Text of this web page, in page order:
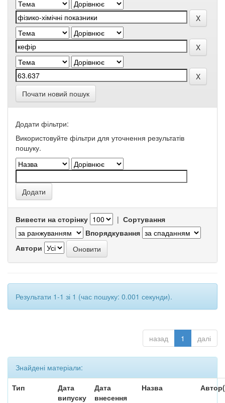
Почати новий пошук
Додати фільтри:
Використовуйте фільтри для уточнення результатів
пошуку.
Вивести на сторінку | Сортування
Впорядкування
Автори
Результати 1-1 зі 1 (час пошуку: 0.001 секунди).
назад 1 далі
Знайдені матеріали:
Тип
Дата
випуску
Дата
внесення
Назва